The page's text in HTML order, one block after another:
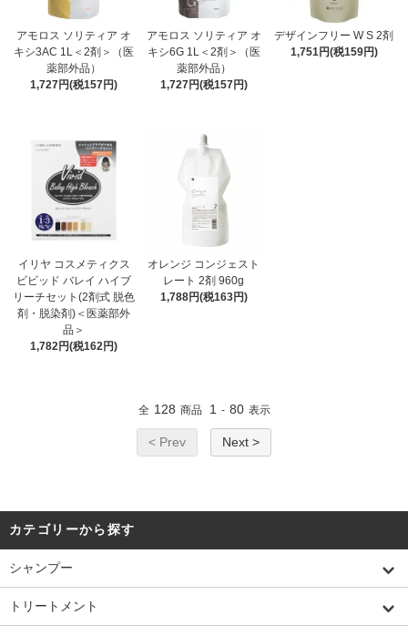
アモロス ソリティア オ
キシ3AC 1L＜2剤＞（医
薬部外品）
1,727円(税157円)
アモロス ソリティア オ
キシ6G 1L＜2剤＞（医
薬部外品）
1,727円(税157円)
デザインフリー W S 2剤
1,751円(税159円)
イリヤ コスメティクス
ビビッド バレイ ハイブ
リーチセット(2剤式 脱色
剤・脱染剤)＜医薬部外
品＞
1,782円(税162円)
オレンジ コンジェスト
レート 2剤 960g
1,788円(税163円)
全 128 商品 1 - 80 表示
< Prev Next >
カテゴリーから探す
シャンプー
トリートメント